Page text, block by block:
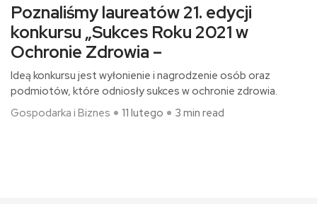
Poznaliśmy laureatów 21. edycji
konkursu „Sukces Roku 2021 w
Ochronie Zdrowia –
Ideą konkursu jest wyłonienie i nagrodzenie osób oraz
podmiotów, które odniosły sukces w ochronie zdrowia.
Gospodarka i Biznes
11 lutego 3 min read